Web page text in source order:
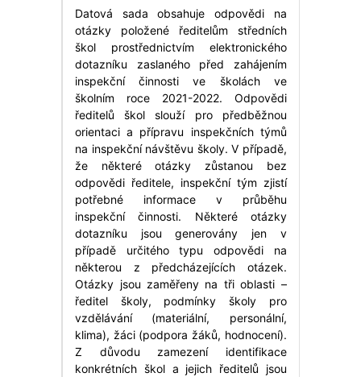
Datová sada obsahuje odpovědi na
otázky položené ředitelům středních
škol prostřednictvím elektronického
dotazníku zaslaného před zahájením
inspekční činnosti ve školách ve
školním roce 2021-2022. Odpovědi
ředitelů škol slouží pro předběžnou
orientaci a přípravu inspekčních týmů
na inspekční návštěvu školy. V případě,
že některé otázky zůstanou bez
odpovědi ředitele, inspekční tým zjistí
potřebné informace v průběhu
inspekční činnosti. Některé otázky
dotazníku jsou generovány jen v
případě určitého typu odpovědi na
některou z předcházejících otázek.
Otázky jsou zaměřeny na tři oblasti –
ředitel školy, podmínky školy pro
vzdělávání (materiální, personální,
klima), žáci (podpora žáků, hodnocení).
Z důvodu zamezení identifikace
konkrétních škol a jejich ředitelů jsou